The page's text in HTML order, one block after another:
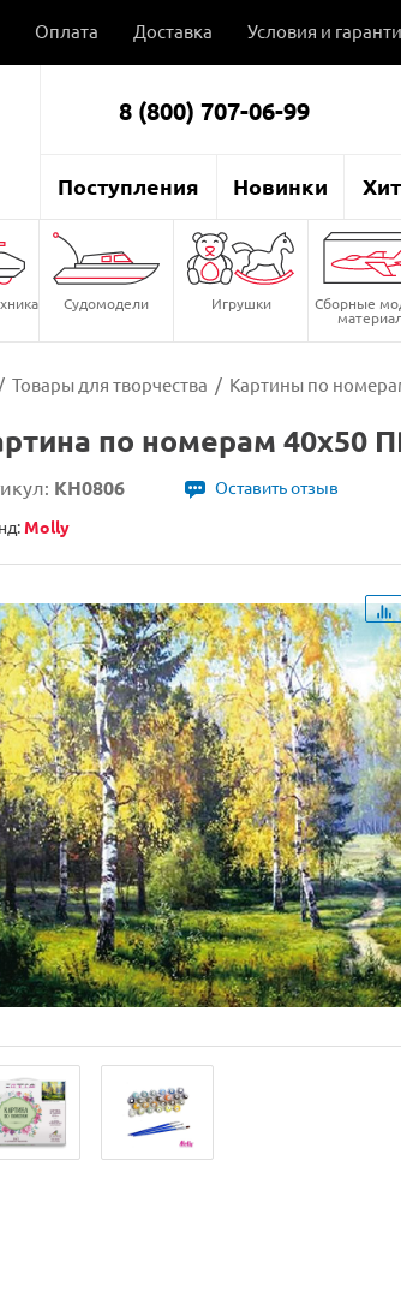
Оплата Доставка Условия и
8 (800) 707-06-99
Поступления Новинки
Судомодели Игрушки Сборные
/ Товары для творчества / Картины по
по номерам 40х50
KH0806
Оставить отзыв
Molly